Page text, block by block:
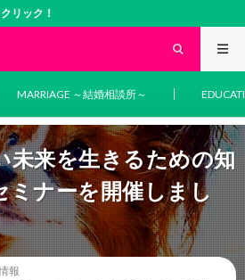
！
MARRIAGE ～結婚相談所～
未来を生きるための知
ミナーを開催しまし
報